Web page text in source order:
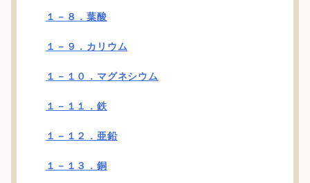
１－８．葉酸
１－９．カリウム
１－１０．マグネシウム
１－１１．鉄
１－１２．亜鉛
１－１３．銅